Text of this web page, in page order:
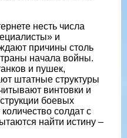
несть числа
и
причины столь
начала войны.
и пушек,
штатные структуры
винтовки и
боевых
солдат с
найти истину –